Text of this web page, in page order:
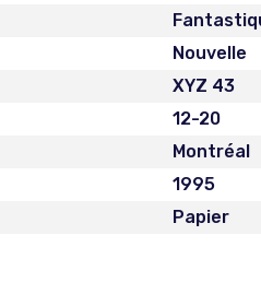
Nouvelle
XYZ 43
12-20
Montréal
1995
Papier